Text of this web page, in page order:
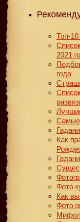
Топ-
2021
года
Самые
Как
Фото
Как
Фото